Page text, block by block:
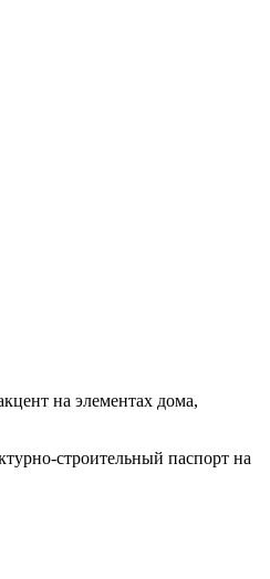
на элементах дома,
строительный паспорт на